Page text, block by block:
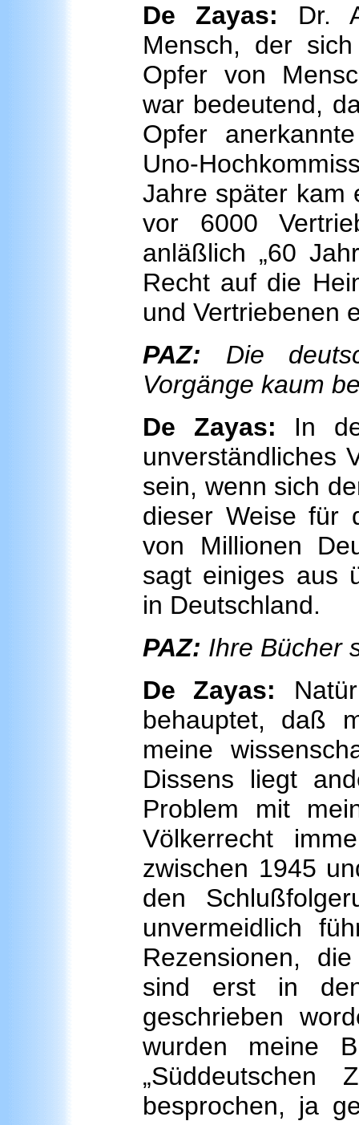
De Zayas: Dr.
Mensch, der
Opfer von
war bedeutend,
Opfer
Uno-
Jahre später kam
vor 6000
anläßlich „60
Recht auf die
und Vertriebenen
PAZ: Die
Vorgänge kaum
De Zayas: In
unverständliches
sein, wenn sich
dieser Weise für
von Millionen
sagt einiges aus
in Deutschland.
PAZ: Ihre Bücher
De Zayas:
behauptet, daß
meine
Dissens liegt
Problem mit
Völkerrecht
zwischen 1945
den
unvermeidlich
Rezensionen,
sind erst in
geschrieben
wurden meine
besprochen, ja